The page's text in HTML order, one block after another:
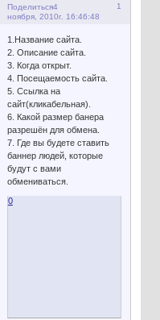
Поделиться 1
4
ноября, 2010г. 16:46:48
1.Название сайта.
2. Описание сайта.
3. Когда открыт.
4. Посещаемость сайта.
5. Ссылка на
сайт(кликабельная).
6. Какой размер банера
разрешён для обмена.
7. Где вы будете ставить
баннер людей, которые
будут с вами
обмениваться.
0